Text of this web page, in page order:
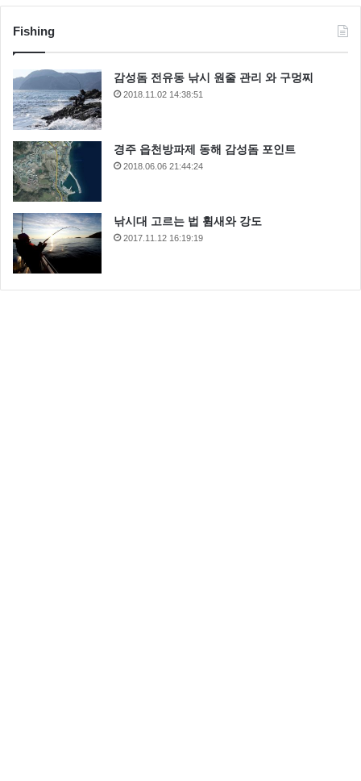
Fishing
감성돔 전유동 낚시 원줄 관리 와 구멍찌
2018.11.02 14:38:51
경주 읍천방파제 동해 감성돔 포인트
2018.06.06 21:44:24
낚시대 고르는 법 휨새와 강도
2017.11.12 16:19:19